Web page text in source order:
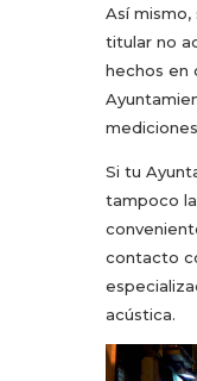
Así mismo,
titular no
hechos en
Si tu
tampoco
contacto
acústica.